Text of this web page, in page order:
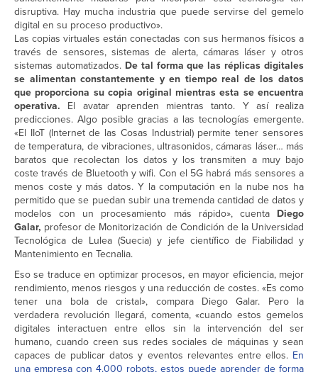
disruptiva. Hay mucha industria que puede servirse del gemelo
digital en su proceso productivo».
Las copias virtuales están conectadas con sus hermanos físicos a
través de sensores, sistemas de alerta, cámaras láser y otros
sistemas automatizados. De tal forma que las réplicas digitales
se alimentan constantemente y en tiempo real de los datos
que proporciona su copia original mientras esta se encuentra
operativa. El avatar aprenden mientras tanto. Y así realiza
predicciones. Algo posible gracias a las tecnologías emergente.
«El IIoT (Internet de las Cosas Industrial) permite tener sensores
de temperatura, de vibraciones, ultrasonidos, cámaras láser… más
baratos que recolectan los datos y los transmiten a muy bajo
coste través de Bluetooth y wifi. Con el 5G habrá más sensores a
menos coste y más datos. Y la computación en la nube nos ha
permitido que se puedan subir una tremenda cantidad de datos y
modelos con un procesamiento más rápido», cuentaDiego
Galar, profesor de Monitorización de Condición de la Universidad
Tecnológica de Lulea (Suecia) y jefe científico de Fiabilidad y
Mantenimiento en Tecnalia.
Eso se traduce en optimizar procesos, en mayor eficiencia, mejor
rendimiento, menos riesgos y una reducción de costes. «Es como
tener una bola de cristal», compara Diego Galar. Pero la
verdadera revolución llegará, comenta, «cuando estos gemelos
digitales interactuen entre ellos sin la intervención del ser
humano, cuando creen sus redes sociales de máquinas y sean
capaces de publicar datos y eventos relevantes entre ellos. En
una empresa con 4.000 robots, estos puede aprender de forma